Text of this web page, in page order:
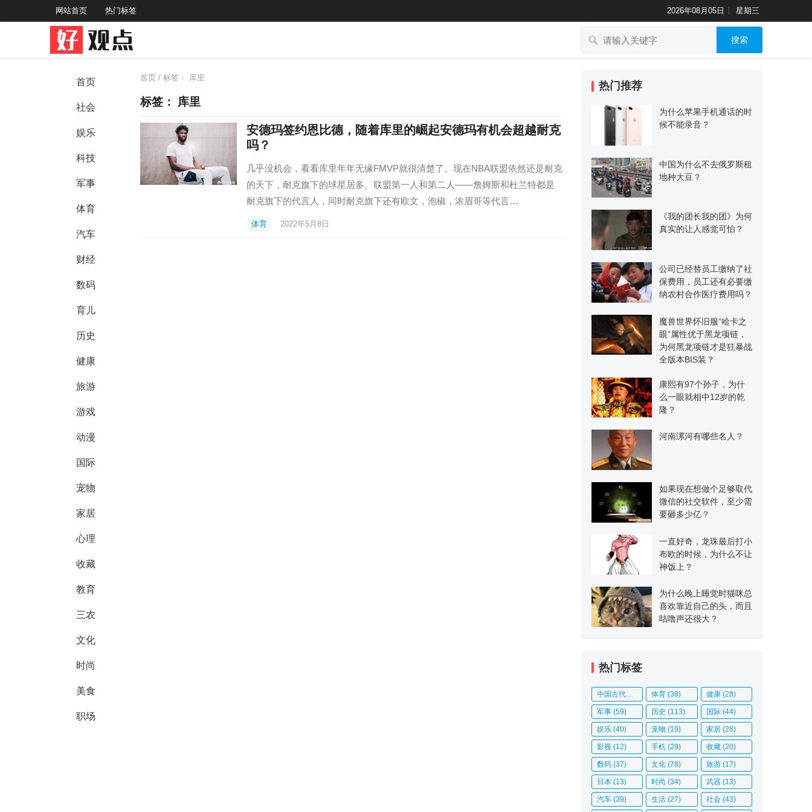
网站首页 热门标签 2026年08月05日 星期三
搜索
首页
社会
娱乐
科技
军事
体育
汽车
财经
数码
育儿
历史
健康
旅游
游戏
动漫
国际
宠物
家居
心理
收藏
教育
三农
文化
时尚
美食
职场
首页 / 标签： 库里
标签： 库里
安德玛签约恩比德，随着库里的崛起安德玛有机会超越耐克
吗？
几乎没机会，看看库里年年无缘FMVP就很清楚了。现在NBA联盟依然还是耐克
的天下，耐克旗下的球星居多。联盟第一人和第二人——詹姆斯和杜兰特都是
耐克旗下的代言人，同时耐克旗下还有欧文，泡椒，浓眉哥等代言…
体育 2022年5月8日
热门推荐
为什么苹果手机通话的时
候不能录音？
中国为什么不去俄罗斯租
地种大豆？
《我的团长我的团》为何
真实的让人感觉可怕？
公司已经替员工缴纳了社
保费用，员工还有必要缴
纳农村合作医疗费用吗？
魔兽世界怀旧服“哈卡之
眼”属性优于黑龙项链，
为何黑龙项链才是狂暴战
全版本BIS装？
康熙有97个孙子，为什
么一眼就相中12岁的乾
隆？
河南漯河有哪些名人？
如果现在想做个足够取代
微信的社交软件，至少需
要砸多少亿？
一直好奇，龙珠最后打小
布欧的时候，为什么不让
神饭上？
为什么晚上睡觉时猫咪总
喜欢靠近自己的头，而且
咕噜声还很大？
热门标签
中国古代史 体育 (38) 健康(28)
军事 (59) 历史 (113) 国际(44)
娱乐 (40) 宠物 (19) 家居(28)
影视 (12) 手机 (29) 收藏(20)
数码 (37) 文化 (78) 旅游(17)
日本 (13) 时尚 (34) 武器(13)
汽车 (39) 生活 (27) 社会(43)